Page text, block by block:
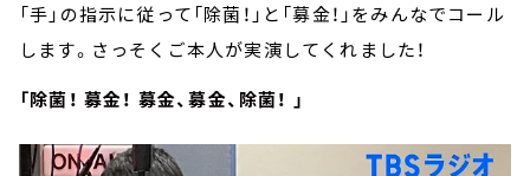
「手」の指示に従って「除菌！」と「募金！」をみんなでコール
します。さっそくご本人が実演してくれました！
「除菌！ 募金！ 募金、募金、除菌！ 」